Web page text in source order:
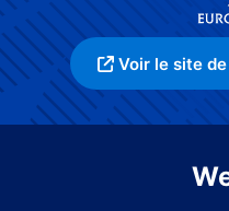
Voir le site